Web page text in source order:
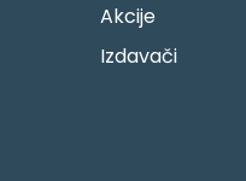
Akcije
Izdavači